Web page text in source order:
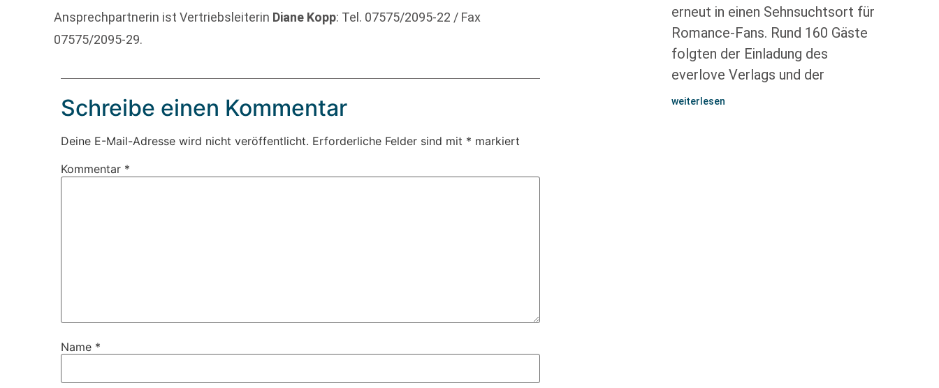
Ansprechpartnerin ist Vertriebsleiterin Diane Kopp: Tel. 07575/2095-22 / Fax
07575/2095-29.
Schreibe einen Kommentar
Deine E-Mail-Adresse wird nicht veröffentlicht. Erforderliche Felder sind mit * markiert
Kommentar *
Name *
erneut in einen Sehnsuchtsort für
Romance-Fans. Rund 160 Gäste
folgten der Einladung des
everlove Verlags und der
weiterlesen